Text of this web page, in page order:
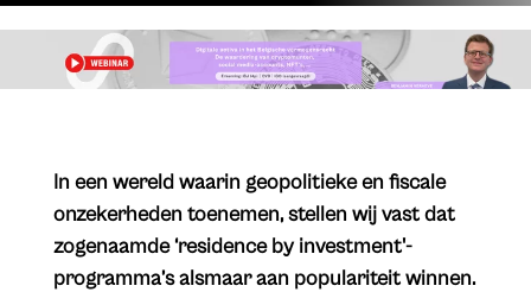
In een wereld waarin geopolitieke en fiscale
onzekerheden toenemen, stellen wij vast dat
zogenaamde ‘residence by investment'-
programma’s alsmaar aan populariteit winnen.